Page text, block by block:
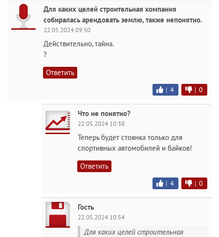
Для каких целей строительная компания
собиралась арендовать землю, также непонятно.
22.05.2024 09:50
Действительно, тайна.
?
Ответить
| 4 | 0
Что не понятно?
22.05.2024 10:38
Теперь будет стоянка только для
спортивных автомобилей и байков!
Ответить
| 4 | 0
Гость
22.05.2024 10:54
Для каких целей строительная